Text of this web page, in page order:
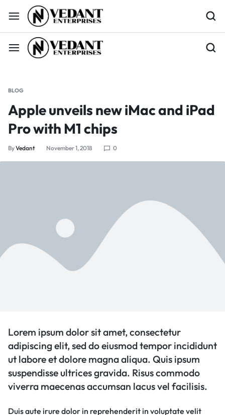
BLOG
Apple unveils new iMac and iPad
Pro with M1 chips
ByVedant November 1, 2018 0
Lorem ipsum dolor sit amet, consectetur
adipiscing elit, sed do eiusmod tempor incididunt
ut labore et dolore magna aliqua. Quis ipsum
suspendisse ultrices gravida. Risus commodo
viverra maecenas accumsan lacus vel facilisis.
Duis aute irure dolor in reprehenderit in voluptate velit